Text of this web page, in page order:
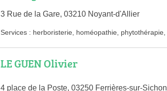
3 Rue de la Gare, 03210 Noyant-d'Allier
Services : herboristerie, homéopathie, phytothérapie,
LE GUEN Olivier
4 place de la Poste, 03250 Ferrières-sur-Sichon